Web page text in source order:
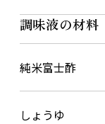
調味液の材料
純米富士酢
しょうゆ